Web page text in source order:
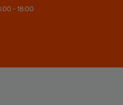
- 18:00